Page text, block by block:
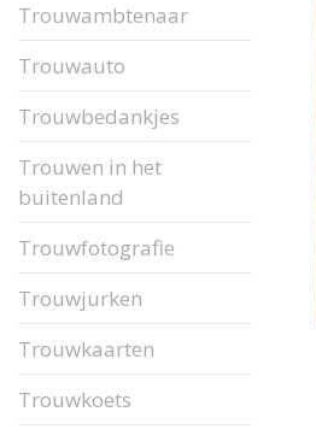
Trouwambtenaar
Trouwauto
Trouwbedankjes
Trouwen in het
buitenland
Trouwfotografie
Trouwjurken
Trouwkaarten
Trouwkoets